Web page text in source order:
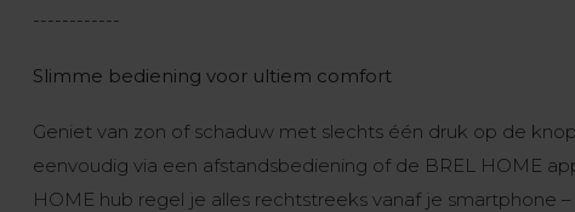
------------
Slimme bediening voor ultiem comfort
Geniet van zon of schaduw met slechts één druk op de
eenvoudig via een afstandsbediening of de BREL HOME
HOME hub regel je alles rechtstreeks vanaf je smartphone